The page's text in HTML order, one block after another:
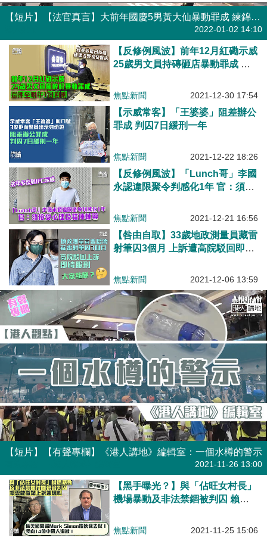
【短片】【法官真言】大前年國慶5男黃大仙暴動罪成 練錦鴻如何識破非無聊留下？
2022-01-02 14:10
【反修例風波】前年12月紅磡示威
25歲男文員持磚砸店暴動罪成 還
焦點新聞 2021-12-30 17:54
【示威常客】「王婆婆」阻差辦公
罪成 判囚7日緩刑一年
焦點新聞 2021-12-22 18:26
【反修例風波】「Lunch哥」李國
永認違限聚令判感化1年 官：須接
焦點新聞 2021-12-21 16:56
【咎由自取】33歲地政測量員藏雷
射筆囚3個月 上訴遭高院駁回即時
焦點新聞 2021-12-06 13:59
【短片】【有聲專欄】《港人講地》編輯室：一個水樽的警示
2021-11-26 13:00
【黑手曝光？】與「佔旺女村長」
機場暴動及非法禁錮被判囚 賴雲
Simon指使我去做！向14億中國人
焦點新聞 2021-11-25 15:06